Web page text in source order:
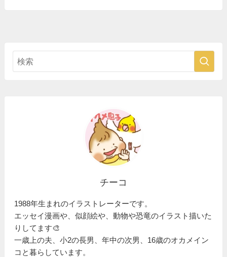
チーコ
1988年生まれのイラストレーターです。
エッセイ漫画や、似顔絵や、動物や恐竜のイラスト描いた
りしてます🎨
一歳上の夫、小2の長男、年中の次男、16歳のオカメイン
コと暮らしています。